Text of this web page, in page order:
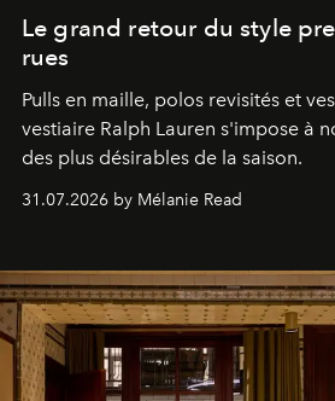
Le grand retour du style
rues
Pulls en maille, polos revisités et
vestiaire Ralph Lauren s'impose à
des plus désirables de la saison.
31.07.2026 by Mélanie Read